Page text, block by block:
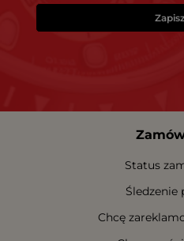
Status
Śledzenie
Chcę